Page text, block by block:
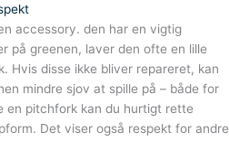
accessory. den har en vigtig
på greenen, laver den ofte en lille
Hvis disse ikke bliver repareret, kan
mindre sjov at spille på – både for
en pitchfork kan du hurtigt rette
Det viser også respekt for andre